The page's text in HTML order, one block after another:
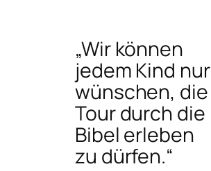
„Wir können
jedem Kind nur
wünschen, die
Tour durch die
Bibel erleben
zu dürfen.“